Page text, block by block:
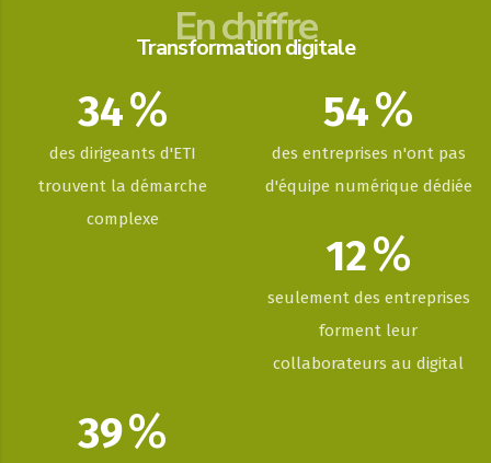
En chiffre
Transformation digitale
34%
des dirigeants d'ETI
trouvent la démarche
complexe
54%
des entreprises n'ont pas
d'équipe numérique dédiée
12%
seulement des entreprises
forment leur
collaborateurs au digital
39%